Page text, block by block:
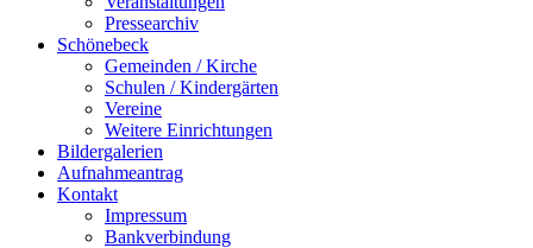
Pressearchiv
Schönebeck
Gemeinden / Kirche
Schulen / Kindergärten
Vereine
Weitere Einrichtungen
Bildergalerien
Aufnahmeantrag
Kontakt
Impressum
Bankverbindung